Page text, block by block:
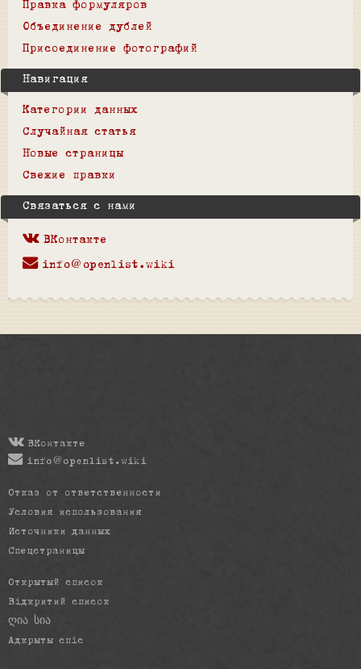
Правка формуляров
Объединение дублей
Присоединение фотографий
Навигация
Категории данных
Случайная статья
Новые страницы
Свежие правки
Связаться с нами
ВКонтакте
info@openlist.wiki
ВКонтакте
info@openlist.wiki
Отказ от ответственности
Условия использования
Источники данных
Спецстраницы
Открытый список
Відкритий список
ღია სია
Адкрыты спіс